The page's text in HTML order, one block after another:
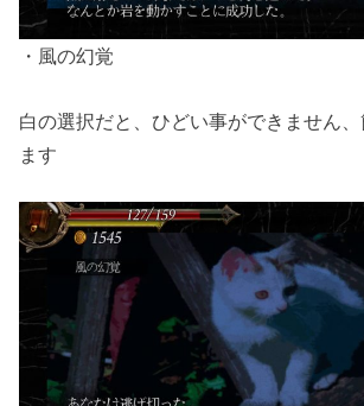
・風の幻覚
白の選択だと、ひどい事ができません
ます